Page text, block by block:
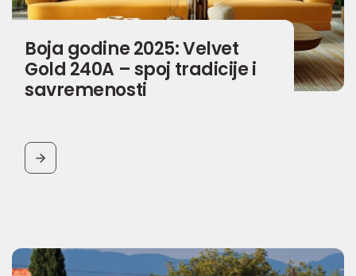
Boja godine 2025: Velvet
Gold 240A – spoj tradicije i
savremenosti
BUTTON